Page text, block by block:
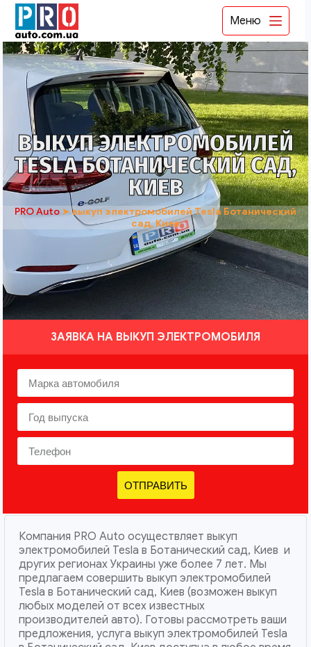
Меню
ВЫКУП ЭЛЕКТРОМОБИЛЕЙ
TESLA БОТАНИЧЕСКИЙ САД,
КИЕВ
PRO Auto ➤выкуп электромобилей Tesla Ботанический
сад, Киев
ЗАЯВКА НА ВЫКУП ЭЛЕКТРОМОБИЛЯ
ОТПРАВИТЬ
Компания PRO Auto осуществляет выкуп
электромобилей Tesla в Ботанический сад, Киев и
других регионах Украины уже более 7 лет. Мы
предлагаем совершить выкуп электромобилей
Tesla в Ботанический сад, Киев (возможен выкуп
любых моделей от всех известных
производителей авто). Готовы рассмотреть ваши
предложения, услуга выкуп электромобилей Tesla